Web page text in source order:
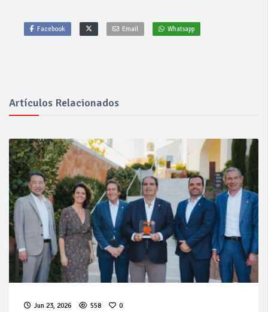
Facebook Email Whatsapp
Artículos Relacionados
Jun 23, 2026 558 0